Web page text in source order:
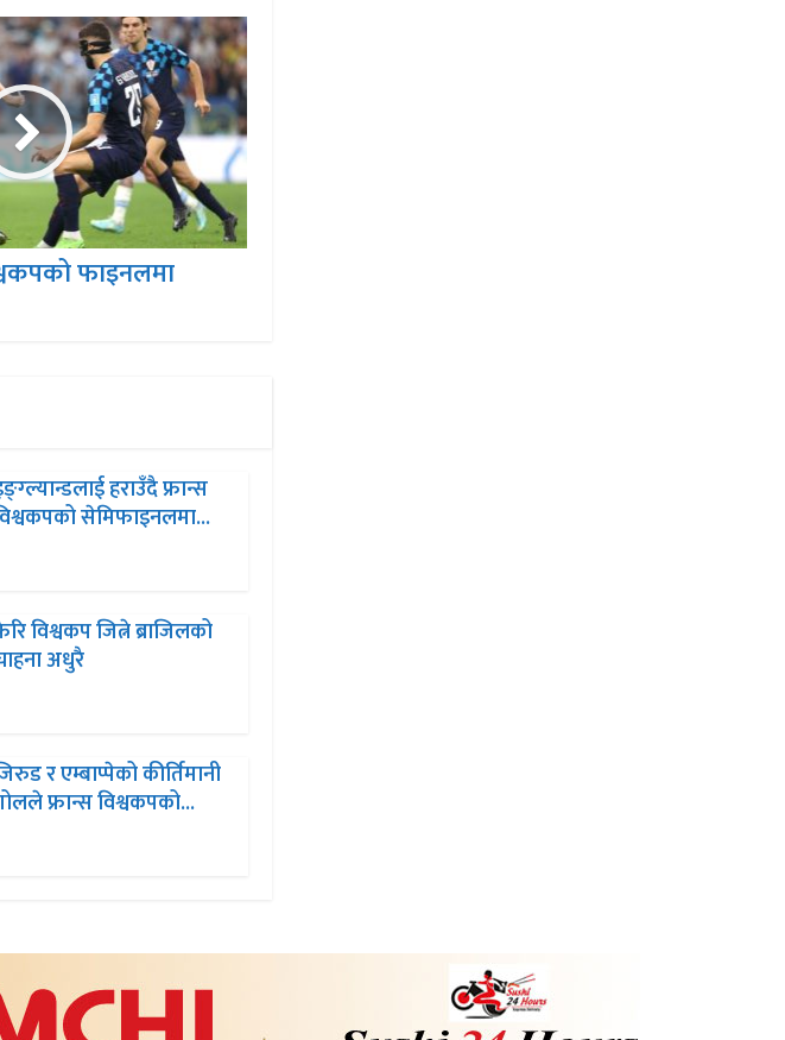
फाइनलमा
हराउँदै फ्रान्स
सेमिफाइनलमा...
विश्वकप जित्ने ब्राजिलको
अधुरै
र एम्बाप्पेको कीर्तिमानी
फ्रान्स विश्वकपको...